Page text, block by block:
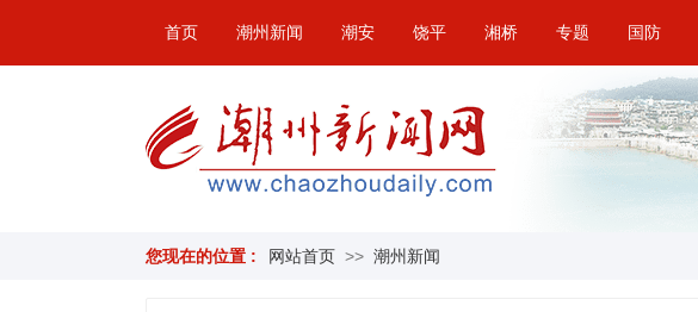
首页 潮州新闻 潮安 饶平 湘桥 专题 国防
您现在的位置 : 网站首页 >> 潮州新闻